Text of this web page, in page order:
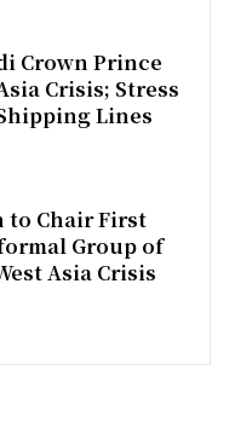
Crown Prince
Crisis; Stress
Lines
to Chair First
Group of
Asia Crisis